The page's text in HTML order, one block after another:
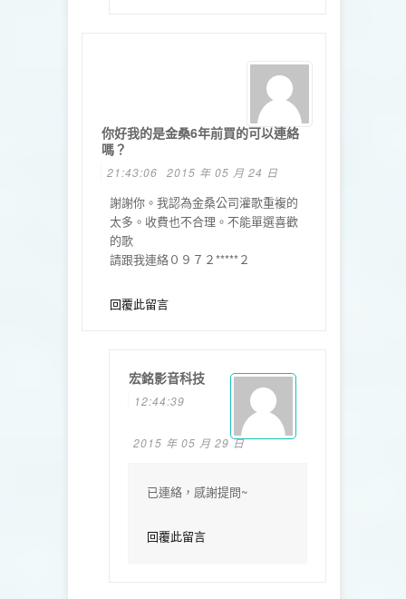
你好我的是金桑6年前買的可以連絡
嗎？
21:43:06 2015 年 05 月 24 日
謝謝你。我認為金桑公司灌歌重複的
太多。收費也不合理。不能單選喜歡
的歌
請跟我連絡０９７２*****２
回覆此留言
宏銘影音科技
12:44:39
2015 年 05 月 29 日
已連絡，感謝提問~
回覆此留言